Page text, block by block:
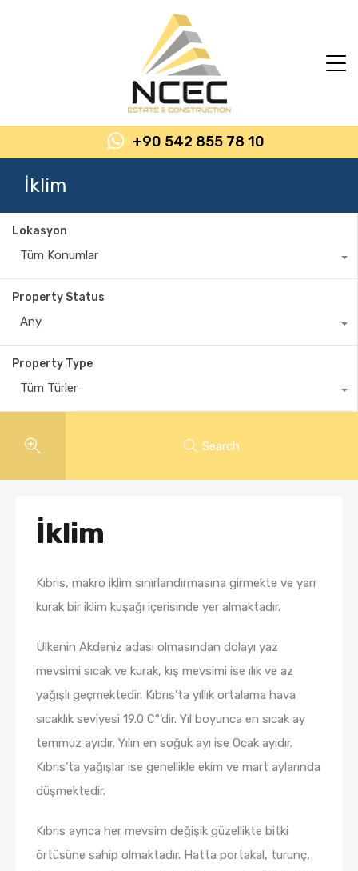
+90 542 855 78 10
İklim
Lokasyon
Tüm Konumlar
Property Status
Any
Property Type
Tüm Türler
Search
İklim
Kıbrıs, makro iklim sınırlandırmasına girmekte ve yarı
kurak bir iklim kuşağı içerisinde yer almaktadır.
Ülkenin Akdeniz adası olmasından dolayı yaz
mevsimi sıcak ve kurak, kış mevsimi ise ılık ve az
yağışlı geçmektedir. Kıbrıs’ta yıllık ortalama hava
sıcaklık seviyesi 19.0 C°’dir. Yıl boyunca en sıcak ay
temmuz ayıdır. Yılın en soğuk ayı ise Ocak ayıdır.
Kıbrıs’ta yağışlar ise genellikle ekim ve mart aylarında
düşmektedir.
Kıbrıs ayrıca her mevsim değişik güzellikte bitki
örtüsüne sahip olmaktadır. Hatta portakal, turunç,